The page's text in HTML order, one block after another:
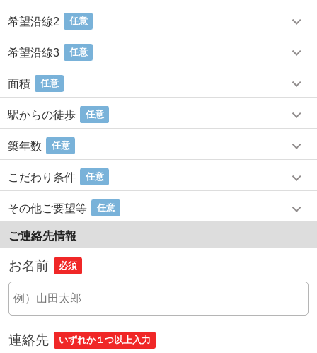
希望沿線2 任意
希望沿線3 任意
面積 任意
駅からの徒歩 任意
築年数 任意
こだわり条件 任意
その他ご要望等 任意
ご連絡先情報
お名前 必須
連絡先 いずれか１つ以上入力